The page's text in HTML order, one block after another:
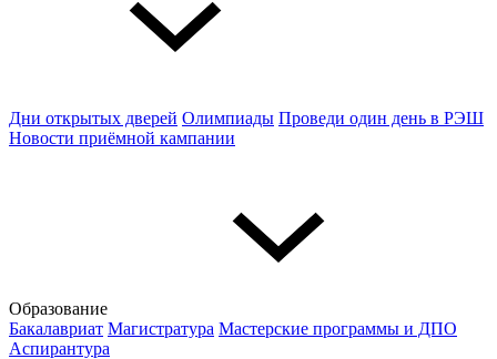
Дни открытых дверей Олимпиады Проведи один день в РЭШ
Новости приёмной кампании
Образование
Бакалавриат Магистратура Мастерские программы и ДПО
Аспирантура